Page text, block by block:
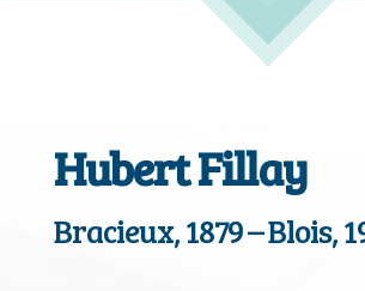
Hubert Fillay
Bracieux, 1879 – Blois,